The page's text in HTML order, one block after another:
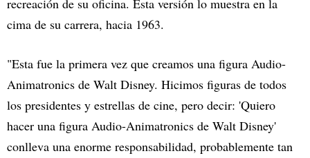
recreación de su oficina. Esta versión lo muestra en la
cima de su carrera, hacia 1963.
"Esta fue la primera vez que creamos una figura Audio-
Animatronics de Walt Disney. Hicimos figuras de todos
los presidentes y estrellas de cine, pero decir: 'Quiero
hacer una figura Audio-Animatronics de Walt Disney'
conlleva una enorme responsabilidad, probablemente tan